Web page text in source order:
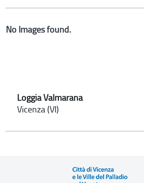
No Images found.
Loggia Valmarana
Vicenza (VI)